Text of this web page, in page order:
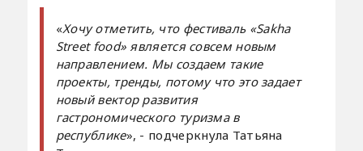
«Хочу отметить, что фестиваль «Sakha
Street food» является совсем новым
направлением. Мы создаем такие
проекты, тренды, потому что это задает
новый вектор развития
гастрономического туризма в
республике», - подчеркнула Татьяна